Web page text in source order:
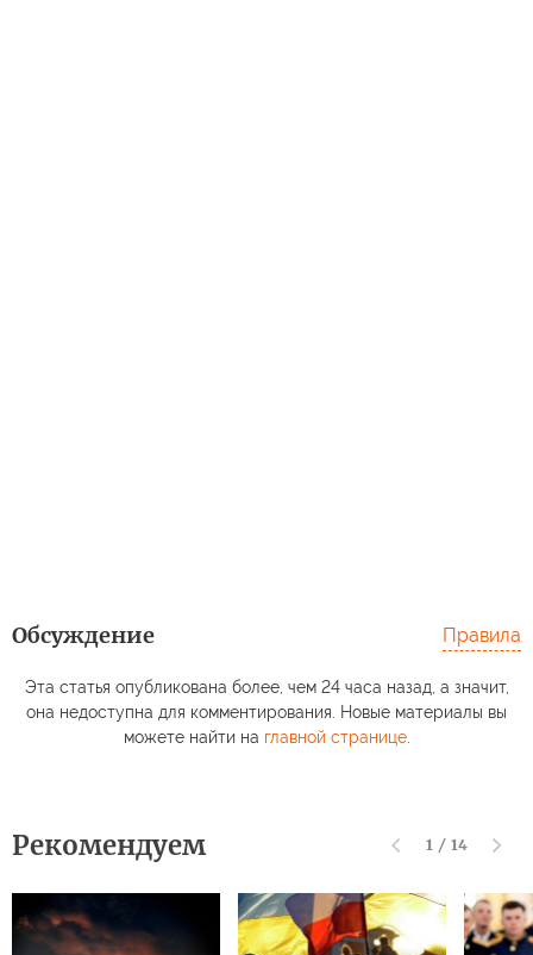
Обсуждение Правила
Эта статья опубликована более, чем 24 часа назад, а значит,
она недоступна для комментирования. Новые материалы вы
можете найти на главной странице.
Рекомендуем 1 / 14